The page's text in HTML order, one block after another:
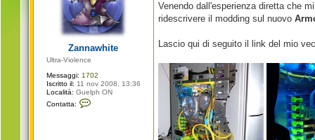
Zannawhite
Ultra-Violence
Messaggi: 1702
Iscritto il: 11 nov 2008, 13:36
Località: Guelph ON
Contatta:
s
a
i
Venendo dall'esperienza diretta che
ridescrivere il modding sul nuovo
Lascio qui di seguito il link del mio